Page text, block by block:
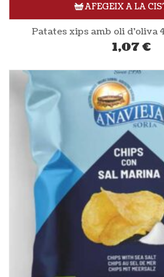
AFEGEIX A LA
Patates xips amb oli d’oliva
1,07€